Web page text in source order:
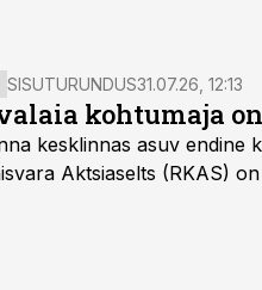
SISUTURUNDUS31.07.26, 12:13
kohtumaja
kesklinnas asuv endine
Aktsiaselts (RKAS)